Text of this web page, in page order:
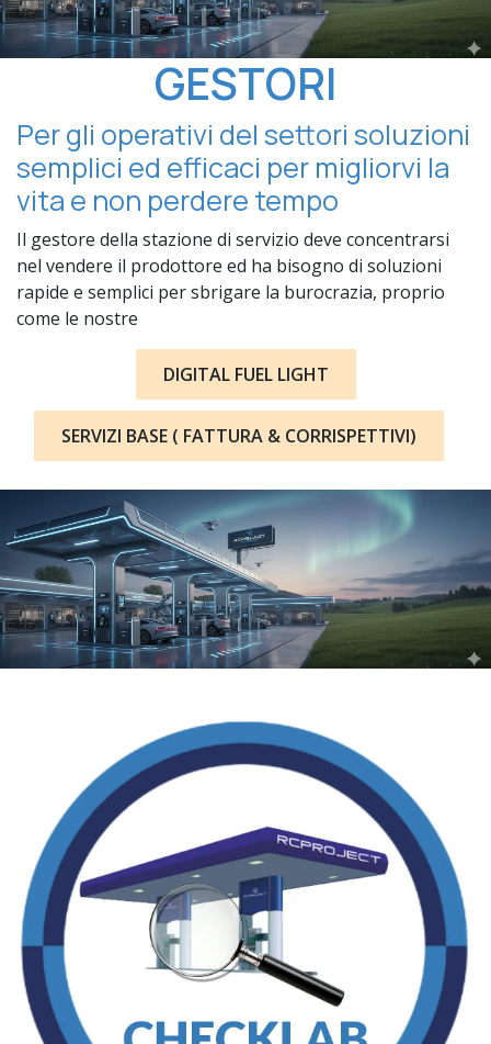
GESTORI
Per gli operativi del settori soluzioni
semplici ed efficaci per migliorvi la
vita e non perdere tempo
Il gestore della stazione di servizio deve concentrarsi
nel vendere il prodottore ed ha bisogno di soluzioni
rapide e semplici per sbrigare la burocrazia, proprio
come le nostre
DIGITAL FUEL LIGHT
SERVIZI BASE ( FATTURA & CORRISPETTIVI)